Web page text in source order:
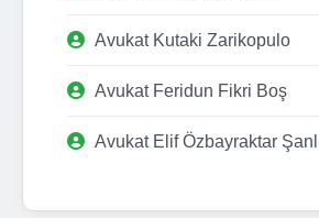
Avukat Kutaki Zarikopulo
Avukat Feridun Fikri Boş
Avukat Elif Özbayraktar